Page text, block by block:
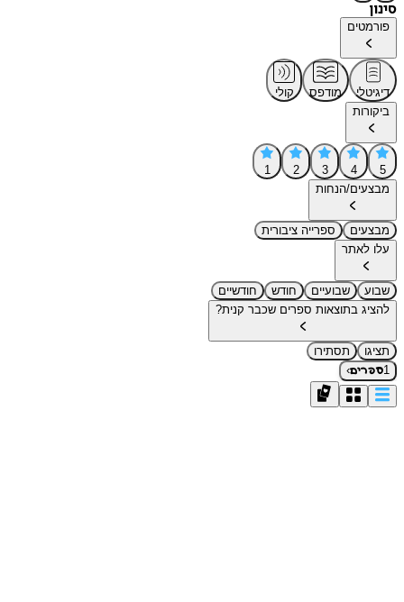
סינון
פורמטים
דיגיטלי מודפס
קולי
ביקורות
5
4
3
2
1
מבצעים/הנחות
מבצעים
ספרייה ציבורית
עלו לאתר
שבוע שבועיים חודש
חודשיים
להציג בתוצאות ספרים שכבר קנית?
תציגו
תסתירו
1ספרים›